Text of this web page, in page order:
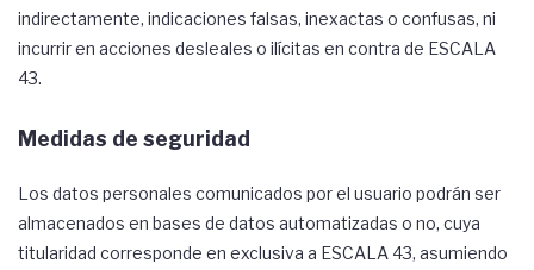
indirectamente, indicaciones falsas, inexactas o confusas, ni
incurrir en acciones desleales o ilícitas en contra de ESCALA
43.
Medidas de seguridad
Los datos personales comunicados por el usuario podrán ser
almacenados en bases de datos automatizadas o no, cuya
titularidad corresponde en exclusiva a ESCALA 43, asumiendo